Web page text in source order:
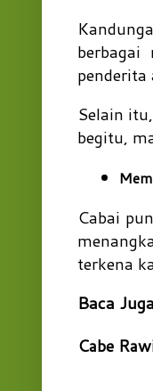
penderita
Selain itu,
begitu,
Cabai
terkena
Baca
Cabe